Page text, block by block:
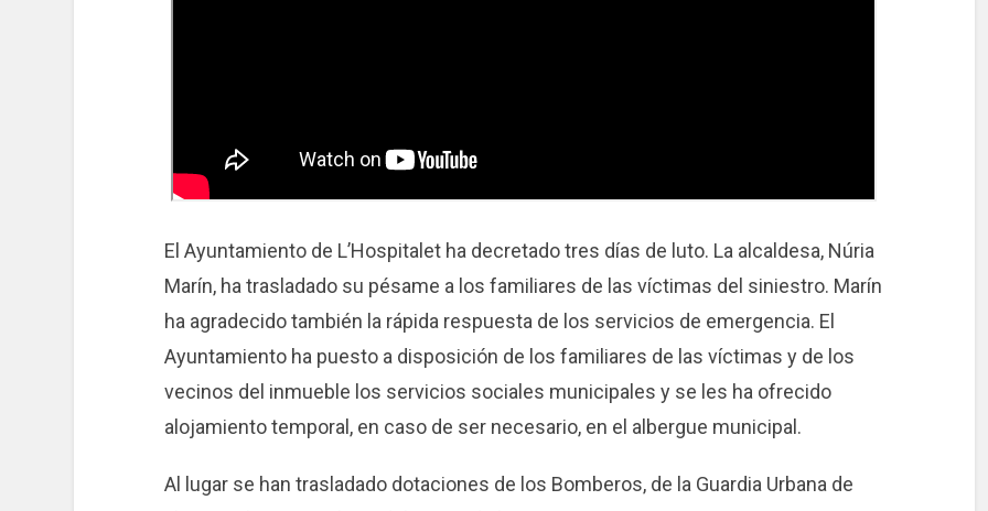
El Ayuntamiento de L’Hospitalet ha decretado tres días de luto. La alcaldesa, Núria
Marín, ha trasladado su pésame a los familiares de las víctimas del siniestro. Marín
ha agradecido también la rápida respuesta de los servicios de emergencia. El
Ayuntamiento ha puesto a disposición de los familiares de las víctimas y de los
vecinos del inmueble los servicios sociales municipales y se les ha ofrecido
alojamiento temporal, en caso de ser necesario, en el albergue municipal.
Al lugar se han trasladado dotaciones de los Bomberos, de la Guardia Urbana de